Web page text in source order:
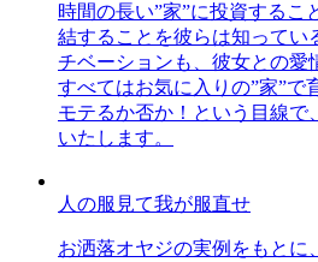
時間の長い”家”に投資するこ
結することを彼らは知ってい
チベーションも、彼女との愛
すべてはお気に入りの”家”で
モテるか否か！という目線で
いたします。
人の服見て我が服直せ
お洒落オヤジの実例をもとに